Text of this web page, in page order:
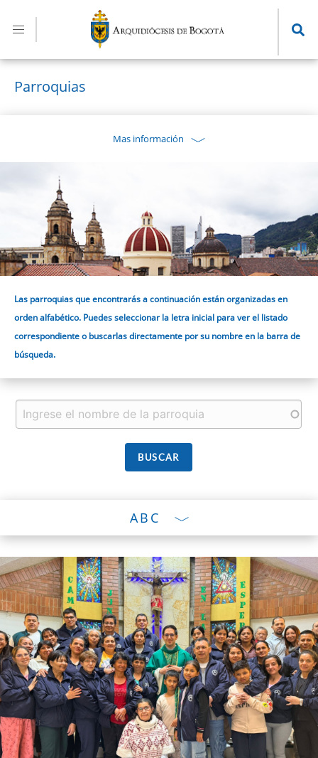
contenido
principal
Parroquias
Mas información
Las parroquias que encontrarás a continuación están organizadas en
orden alfabético. Puedes seleccionar la letra inicial para ver el listado
correspondiente o buscarlas directamente por su nombre en la barra de
búsqueda.
ABC